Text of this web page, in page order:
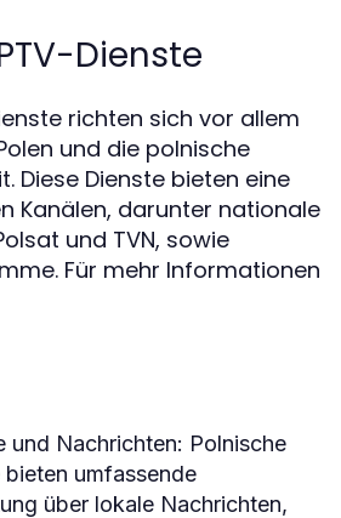
Dienste
richten sich vor allem
und die polnische
Diese Dienste bieten eine
Kanälen, darunter nationale
und TVN, sowie
Für mehr Informationen
und Nachrichten: Polnische
umfassende
über lokale Nachrichten,